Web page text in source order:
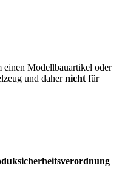
einen Modellbauartikel oder
und dahernicht für